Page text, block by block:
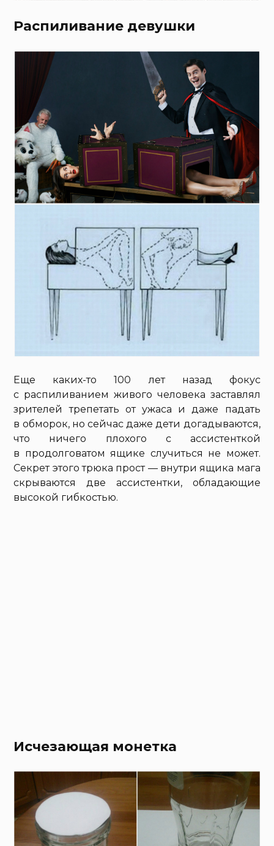
Распиливание девушки
Еще каких-то 100 лет назад фокус
с распиливанием живого человека заставлял
зрителей трепетать от ужаса и даже падать
в обморок, но сейчас даже дети догадываются,
что ничего плохого с ассистенткой
в продолговатом ящике случиться не может.
Секрет этого трюка прост — внутри ящика мага
скрываются две ассистентки, обладающие
высокой гибкостью.
Исчезающая монетка